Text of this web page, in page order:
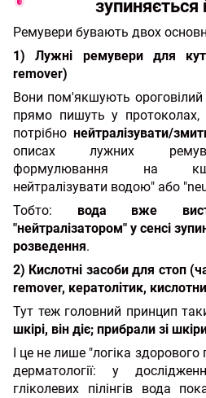
зупиняється
Ремувери бувають двох
1) Лужні ремувери для
remover)
Вони пом'якшують
прямо пишуть у протоколах,
потрібнонейтралізувати/
описах лужних
формулювання на
нейтралізувати водою" або
Тобто: вода вже
"нейтралізатором" у сенсі
розведення.
2) Кислотні засоби для стоп
remover, кератолітик,
Тут теж головний принцип
шкірі, він діє; прибрали зі
І це не лише "логіка здорового
дерматології: у
гліколевих пілінгів вода